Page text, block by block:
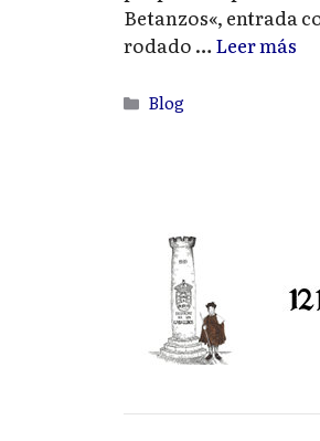
Betanzos«, entrada
rodado …Leer más
Categorías
Blog